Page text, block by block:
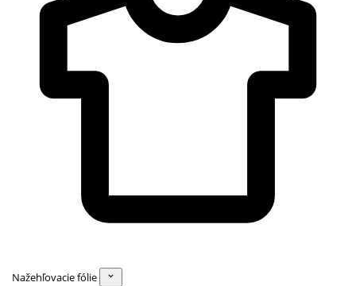
Nažehľovacie fólie